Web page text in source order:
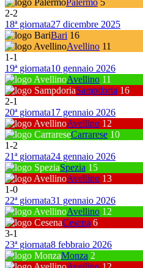
2-2
18ª giornata27 dicembre 2025
Bari 16
Avellino 11
1-1
19ª giornata10 gennaio 2026
Avellino 11
Sampdoria 16
2-1
20ª giornata17 gennaio 2026
Avellino 12
Carrarese 10
1-2
21ª giornata24 gennaio 2026
Spezia 15
Avellino 13
1-0
22ª giornata31 gennaio 2026
Avellino 12
Cesena 6
3-1
23ª giornata8 febbraio 2026
Monza 2